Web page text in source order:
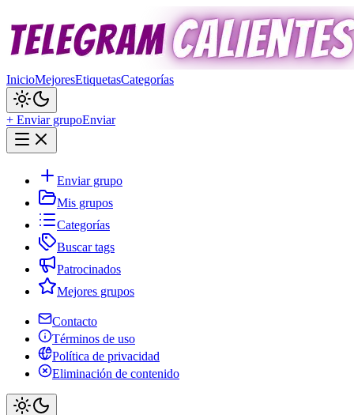
InicioMejoresEtiquetasCategorías
+ Enviar grupoEnviar
Enviar grupo
Mis grupos
Categorías
Buscar tags
Patrocinados
Mejores grupos
Contacto
Términos de uso
Política de privacidad
Eliminación de contenido